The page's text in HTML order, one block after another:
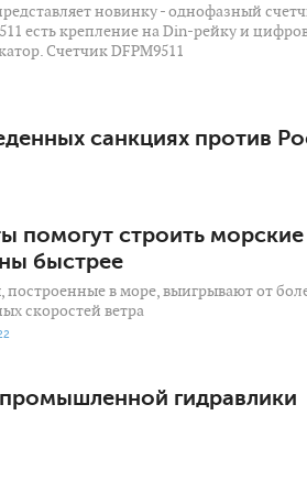
новинку - однофазный
есть крепление на Din-рейку и
Счетчик DFPM9511
санкциях против
помогут строить
быстрее
построенные в море, выигрывают от
скоростей ветра
гидравлики